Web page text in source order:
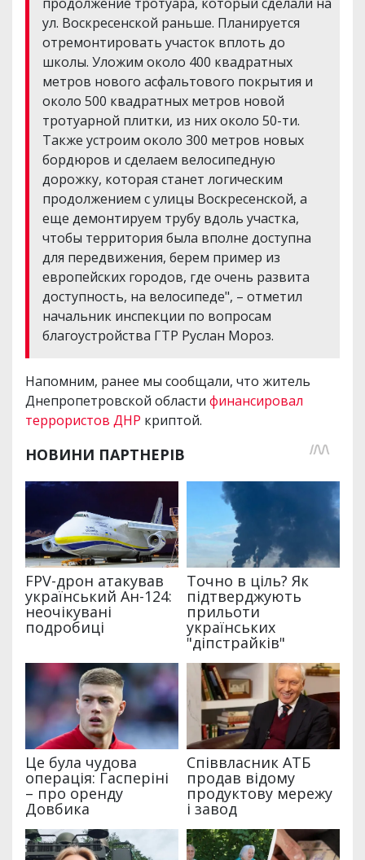
ул. Воскресенской раньше. Планируется
отремонтировать участок вплоть до
школы. Уложим около 400 квадратных
метров нового асфальтового покрытия и
около 500 квадратных метров новой
тротуарной плитки, из них около 50-ти.
Также устроим около 300 метров новых
бордюров и сделаем велосипедную
дорожку, которая станет логическим
продолжением с улицы Воскресенской, а
еще демонтируем трубу вдоль участка,
чтобы территория была вполне доступна
для передвижения, берем пример из
европейских городов, где очень развита
доступность, на велосипеде", – отметил
начальник инспекции по вопросам
благоустройства ГТР Руслан Мороз.
Напомним, ранее мы сообщали, что житель
Днепропетровской области финансировал
террористов ДНР криптой.